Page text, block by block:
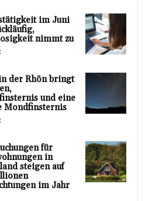
im Juni
nimmt zu
der Rhön bringt
und eine
Mondfinsternis
für
in
steigen auf
im Jahr